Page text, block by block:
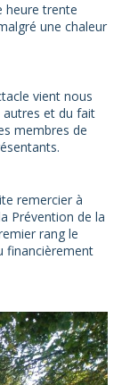
heure trente
une chaleur
vient nous
autres et du fait
membres de
remercier à
Prévention de la
rang le
financièrement